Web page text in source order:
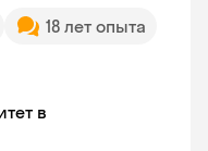
18 лет опыта
в